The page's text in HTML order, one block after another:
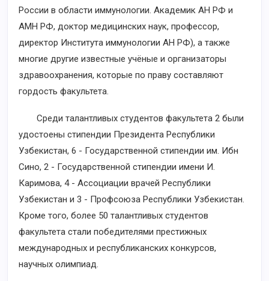
России в области иммунологии. Академик АН РФ и
АМН РФ, доктор медицинских наук, профессор,
директор Института иммунологии АН РФ), а также
многие другие известные учёные и организаторы
здравоохранения, которые по праву составляют
гордость факультета.
Среди талантливых студентов факультета 2 были
удостоены стипендии Президента Республики
Узбекистан, 6 - Государственной стипендии им. Ибн
Сино, 2 - Государственной стипендии имени И.
Каримова, 4 - Ассоциации врачей Республики
Узбекистан и 3 - Профсоюза Республики Узбекистан.
Кроме того, более 50 талантливых студентов
факультета стали победителями престижных
международных и республиканских конкурсов,
научных олимпиад.